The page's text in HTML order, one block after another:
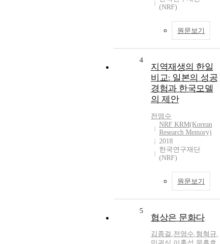
(NRF)
원문보기
4
지역재생의 한일
비교: 일본의 성공
경험과 한국모델
의 제안
전영수
NRF KRM(Korean
Research Memory)
2018
한국연구재단
(NRF)
원문보기
5
협상은 문화다
김종걸 ,전영수,형혁규,